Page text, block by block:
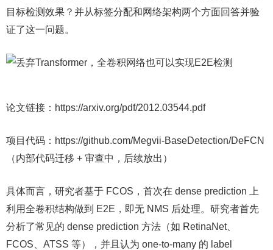
目标检测效果？并从标签分配和网络架构两个方面回答并验
证了这一问题。
论文链接：https://arxiv.org/pdf/2012.03544.pdf
项目代码：https://github.com/Megvii-BaseDetection/DeFCN
（内部代码迁移 + 审查中，后续放出）
具体而言，研究者基于 FCOS，首次在 dense prediction 上
利用全卷积结构做到 E2E，即无 NMS 后处理。研究者首先
分析了常见的 dense prediction 方法（如 RetinaNet、
FCOS、ATSS 等），并且认为 one-to-many 的 label